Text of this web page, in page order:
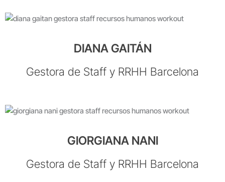
DIANA GAITÁN
Gestora de Staff y RRHH Barcelona
GIORGIANA NANI
Gestora de Staff y RRHH Barcelona